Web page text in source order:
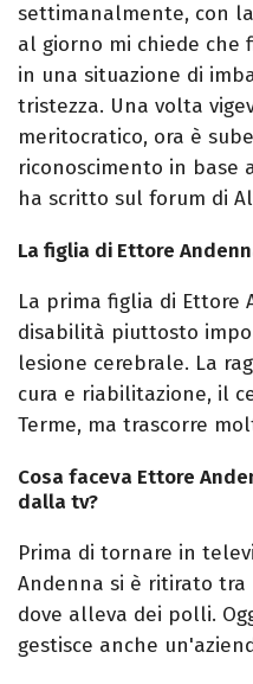
settimanalmente, con
al giorno mi chiede
in una situazione di
tristezza. Una volta
meritocratico, ora è
riconoscimento in base
ha scritto sul forum di
La figlia di Ettore
La prima figlia di Ettore
disabilità piuttosto
lesione cerebrale. La
cura e riabilitazione, il
Terme, ma trascorre
Cosa faceva Ettore
dalla tv?
Prima di tornare in
Andenna si è ritirato
dove alleva dei polli.
gestisce anche